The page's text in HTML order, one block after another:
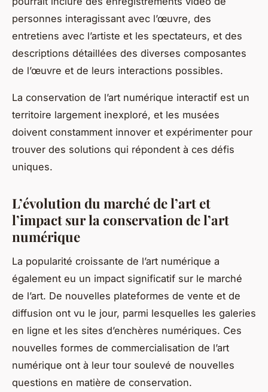
personnes interagissant avec l’œuvre, des
entretiens avec l’artiste et les spectateurs, et des
descriptions détaillées des diverses composantes
de l’œuvre et de leurs interactions possibles.
La conservation de l’art numérique interactif est un
territoire largement inexploré, et les musées
doivent constamment innover et expérimenter pour
trouver des solutions qui répondent à ces défis
uniques.
L’évolution du marché de l’art et
l’impact sur la conservation de l’art
numérique
La popularité croissante de l’art numérique a
également eu un impact significatif sur le marché
de l’art. De nouvelles plateformes de vente et de
diffusion ont vu le jour, parmi lesquelles les galeries
en ligne et les sites d’enchères numériques. Ces
nouvelles formes de commercialisation de l’art
numérique ont à leur tour soulevé de nouvelles
questions en matière de conservation.